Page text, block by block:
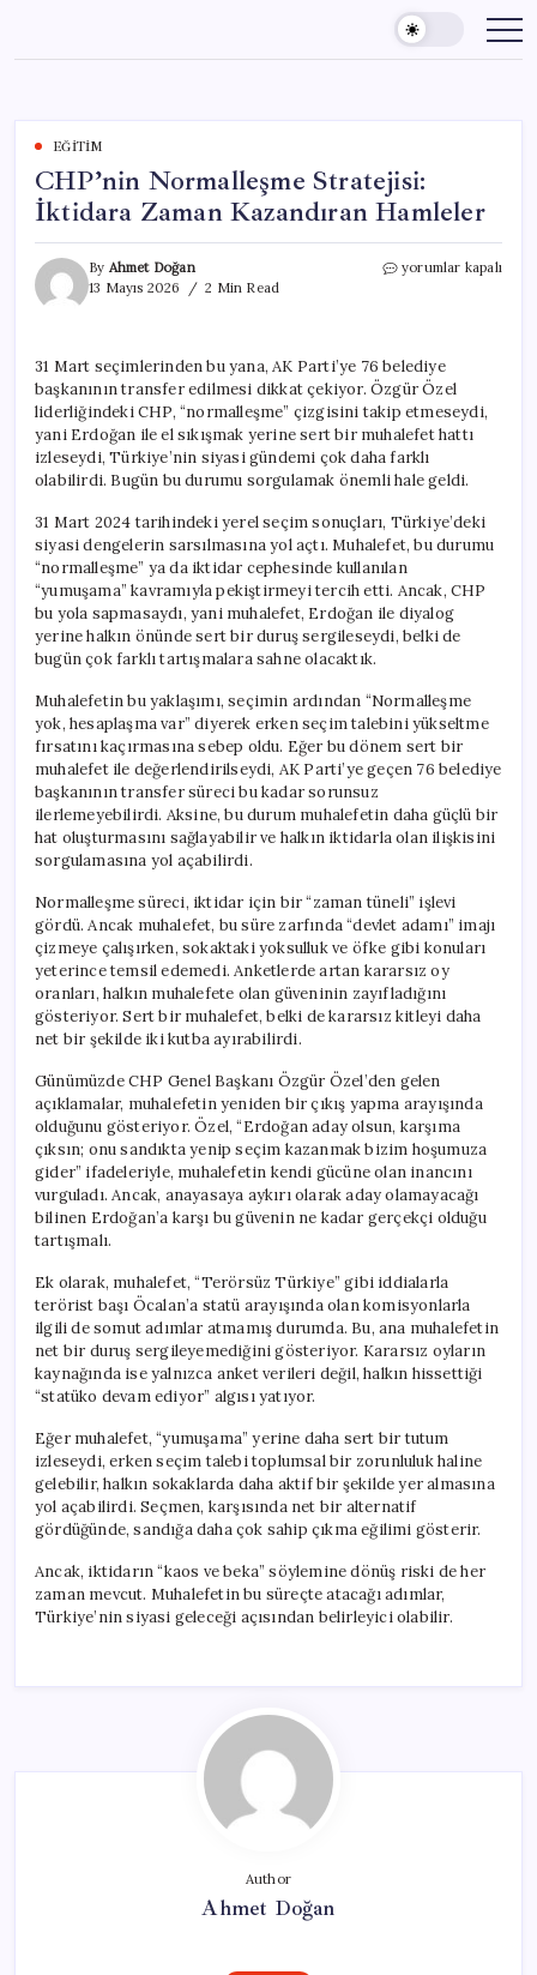
content
EĞITIM
CHP’nin Normalleşme Stratejisi:
İktidara Zaman Kazandıran Hamleler
By Ahmet Doğan
13 Mayıs 2026
2 Min Read
CHP’nin
Kazandıran
Hamleler
için
yorumlar kapalı
31 Mart seçimlerinden bu yana, AK Parti’ye 76 belediye
başkanının transfer edilmesi dikkat çekiyor. Özgür Özel
liderliğindeki CHP, “normalleşme” çizgisini takip etmeseydi,
yani Erdoğan ile el sıkışmak yerine sert bir muhalefet hattı
izleseydi, Türkiye’nin siyasi gündemi çok daha farklı
olabilirdi. Bugün bu durumu sorgulamak önemli hale geldi.
31 Mart 2024 tarihindeki yerel seçim sonuçları, Türkiye’deki
siyasi dengelerin sarsılmasına yol açtı. Muhalefet, bu durumu
“normalleşme” ya da iktidar cephesinde kullanılan
“yumuşama” kavramıyla pekiştirmeyi tercih etti. Ancak, CHP
bu yola sapmasaydı, yani muhalefet, Erdoğan ile diyalog
yerine halkın önünde sert bir duruş sergileseydi, belki de
bugün çok farklı tartışmalara sahne olacaktık.
Muhalefetin bu yaklaşımı, seçimin ardından “Normalleşme
yok, hesaplaşma var” diyerek erken seçim talebini yükseltme
fırsatını kaçırmasına sebep oldu. Eğer bu dönem sert bir
muhalefet ile değerlendirilseydi, AK Parti’ye geçen 76 belediye
başkanının transfer süreci bu kadar sorunsuz
ilerlemeyebilirdi. Aksine, bu durum muhalefetin daha güçlü bir
hat oluşturmasını sağlayabilir ve halkın iktidarla olan ilişkisini
sorgulamasına yol açabilirdi.
Normalleşme süreci, iktidar için bir “zaman tüneli” işlevi
gördü. Ancak muhalefet, bu süre zarfında “devlet adamı” imajı
çizmeye çalışırken, sokaktaki yoksulluk ve öfke gibi konuları
yeterince temsil edemedi. Anketlerde artan kararsız oy
oranları, halkın muhalefete olan güveninin zayıfladığını
gösteriyor. Sert bir muhalefet, belki de kararsız kitleyi daha
net bir şekilde iki kutba ayırabilirdi.
Günümüzde CHP Genel Başkanı Özgür Özel’den gelen
açıklamalar, muhalefetin yeniden bir çıkış yapma arayışında
olduğunu gösteriyor. Özel, “Erdoğan aday olsun, karşıma
çıksın; onu sandıkta yenip seçim kazanmak bizim hoşumuza
gider” ifadeleriyle, muhalefetin kendi gücüne olan inancını
vurguladı. Ancak, anayasaya aykırı olarak aday olamayacağı
bilinen Erdoğan’a karşı bu güvenin ne kadar gerçekçi olduğu
tartışmalı.
Ek olarak, muhalefet, “Terörsüz Türkiye” gibi iddialarla
terörist başı Öcalan’a statü arayışında olan komisyonlarla
ilgili de somut adımlar atmamış durumda. Bu, ana muhalefetin
net bir duruş sergileyemediğini gösteriyor. Kararsız oyların
kaynağında ise yalnızca anket verileri değil, halkın hissettiği
“statüko devam ediyor” algısı yatıyor.
Eğer muhalefet, “yumuşama” yerine daha sert bir tutum
izleseydi, erken seçim talebi toplumsal bir zorunluluk haline
gelebilir, halkın sokaklarda daha aktif bir şekilde yer almasına
yol açabilirdi. Seçmen, karşısında net bir alternatif
gördüğünde, sandığa daha çok sahip çıkma eğilimi gösterir.
Ancak, iktidarın “kaos ve beka” söylemine dönüş riski de her
zaman mevcut. Muhalefetin bu süreçte atacağı adımlar,
Türkiye’nin siyasi geleceği açısından belirleyici olabilir.
Author
Ahmet Doğan